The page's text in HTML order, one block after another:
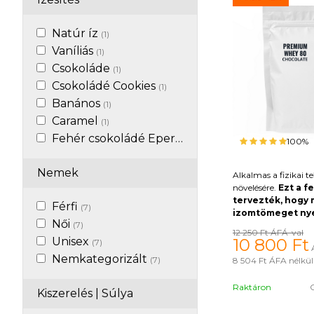
Natúr íz (1)
Vaníliás (1)
Csokoláde (1)
Csokoládé Cookies (1)
Banános (1)
Caramel (1)
Fehér csokoládé Eperes
Nemek
Férfi (7)
Női (7)
Unisex (7)
Nemkategorizált (7)
Kiszerelés | Súlya
100%
Alkalmas a fizikai
növelésére. Ezt a
tervezték, hogy
izomtömeget
BCAA
fontosak az
mivel beindítják a
el az izomrostokat.
12 250 FtÁFÁ-val
10 800 Ft
8 504 Ft ÁFA
Raktáron